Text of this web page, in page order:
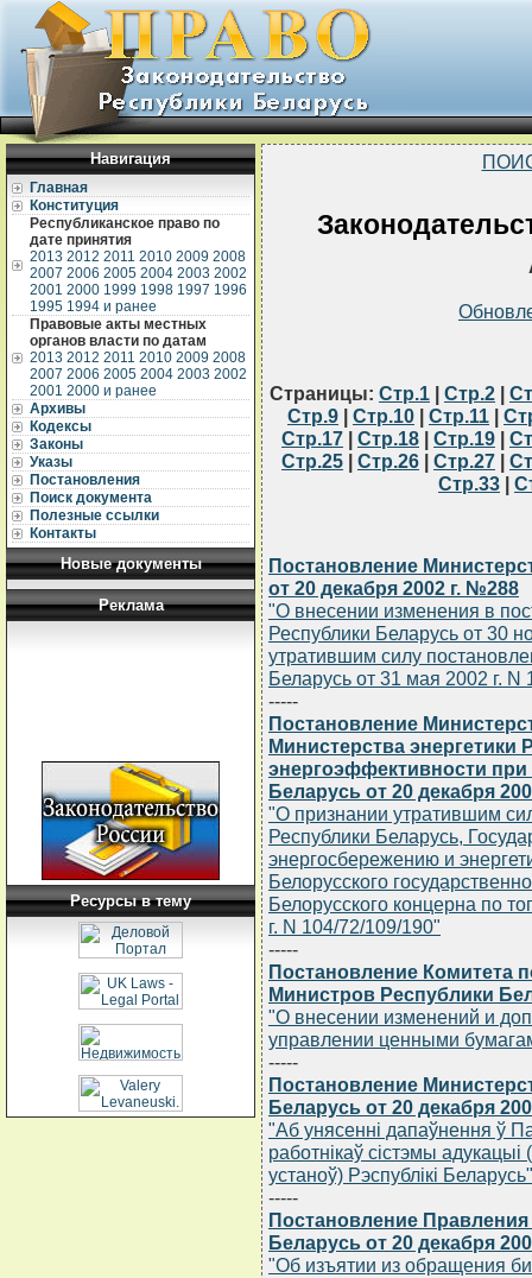
Навигация
Главная
Конституция
Республиканское право по
дате принятия
2013 2012 2011 2010 2009 2008
2007 2006 2005 2004 2003 2002
2001 2000 1999 1998 1997 1996
1995 1994 и ранее
Правовые акты местных
органов власти по датам
2013 2012 2011 2010 2009 2008
2007 2006 2005 2004 2003 2002
2001 2000 и ранее
Архивы
Кодексы
Законы
Указы
Постановления
Поиск документа
Полезные ссылки
Контакты
Новые документы
Реклама
Ресурсы в тему
Страницы: Стр.1 | Стр.2 |
Стр.9 | Стр.10 | Стр.11 |
Стр.17 | Стр.18 | Стр.19 |
Стр.25 | Стр.26 | Стр.27 |
Стр.33 |
Постановление
от 20 декабря 2002 г. №288
"О внесении изменения в
Республики Беларусь от 30
утратившим силу
Беларусь от 31 мая 2002 г. N
-----
Постановление
Министерства энергетики
энергоэффективности
Беларусь от 20 декабря
"О признании утратившим
Республики Беларусь,
энергосбережению и
Белорусского
Белорусского концерна по
г. N 104/72/109/190"
-----
Постановление Комитета
Министров Республики
"О внесении изменений и
управлении ценными
-----
Постановление
Беларусь от 20 декабря
"Аб унясеннi дапаўнення ў
работнiкаў сiстэмы
устаноў) Рэспублiкi Беларусь"
-----
Постановление
Беларусь от 20 декабря
"Об изъятии из обращения